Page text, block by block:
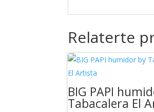
Relaterte
BIG PAPI
Tabacalera El